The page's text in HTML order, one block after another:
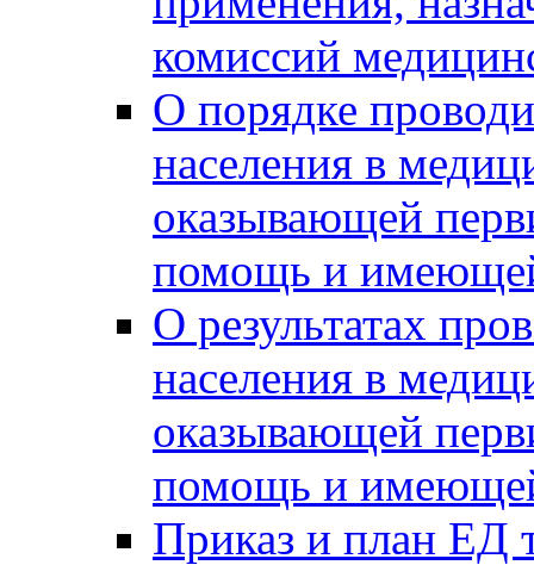
комиссий
О порядке
населения в
оказывающей
помощь и
О результатах
населения в
оказывающей
помощь и
Приказ и план ЕД